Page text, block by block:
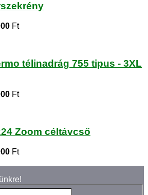
Ft
télinadrág 755 tipus - 3XL
Ft
Zoom céltávcső
Ft